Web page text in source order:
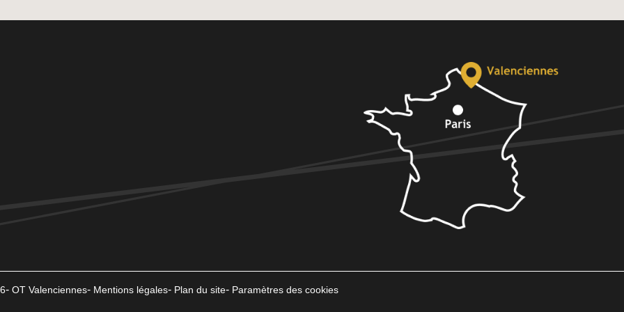
OT Valenciennes Mentions légales Plan du site Paramètres des cookies